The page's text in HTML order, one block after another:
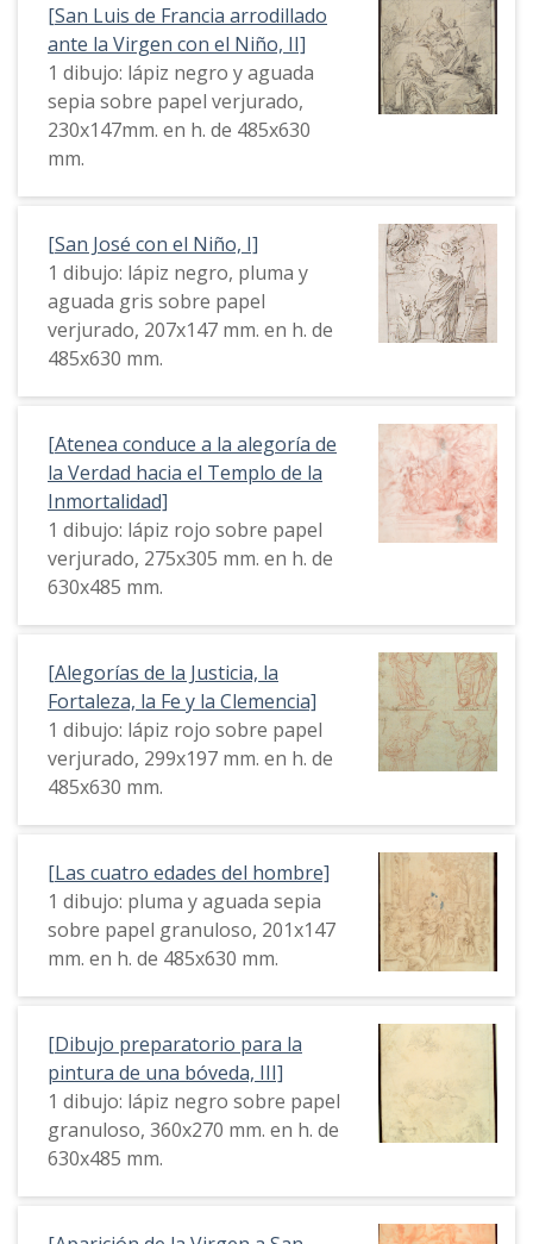
[San Luis de Francia arrodillado
ante la Virgen con el Niño, II]
1 dibujo: lápiz negro y aguada
sepia sobre papel verjurado,
230x147mm. en h. de 485x630
mm.
[San José con el Niño, I]
1 dibujo: lápiz negro, pluma y
aguada gris sobre papel
verjurado, 207x147 mm. en h. de
485x630 mm.
[Atenea conduce a la alegoría de
la Verdad hacia el Templo de la
Inmortalidad]
1 dibujo: lápiz rojo sobre papel
verjurado, 275x305 mm. en h. de
630x485 mm.
[Alegorías de la Justicia, la
Fortaleza, la Fe y la Clemencia]
1 dibujo: lápiz rojo sobre papel
verjurado, 299x197 mm. en h. de
485x630 mm.
[Las cuatro edades del hombre]
1 dibujo: pluma y aguada sepia
sobre papel granuloso, 201x147
mm. en h. de 485x630 mm.
[Dibujo preparatorio para la
pintura de una bóveda, III]
1 dibujo: lápiz negro sobre papel
granuloso, 360x270 mm. en h. de
630x485 mm.